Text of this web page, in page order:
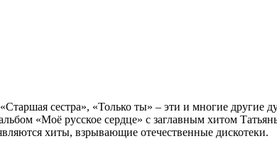
«Старшая сестра», «Только ты» – эти и многие
«Моё русское сердце» с заглавным хитом
хиты, взрывающие отечественные дискотеки.